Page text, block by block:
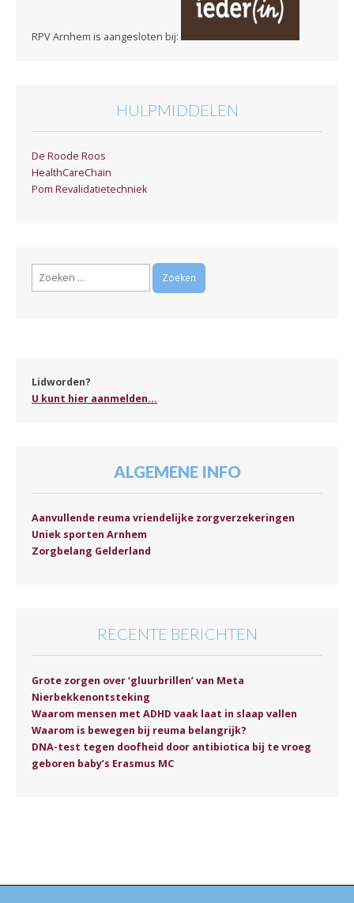
RPV Arnhem is aangesloten bij:
HULPMIDDELEN
De Roode Roos
HealthCareChain
Pom Revalidatietechniek
Zoeken
Lidworden?
U kunt hier aanmelden...
ALGEMENE INFO
Aanvullende reuma vriendelijke zorgverzekeringen
Uniek sporten Arnhem
Zorgbelang Gelderland
RECENTE BERICHTEN
Grote zorgen over ‘gluurbrillen’ van Meta
Nierbekkenontsteking
Waarom mensen met ADHD vaak laat in slaap vallen
Waarom is bewegen bij reuma belangrijk?
DNA-test tegen doofheid door antibiotica bij te vroeg
geboren baby’s Erasmus MC